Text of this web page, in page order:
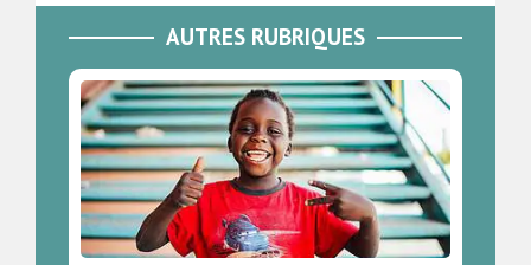
AUTRES RUBRIQUES